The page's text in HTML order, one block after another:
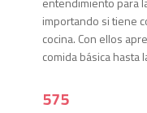
importando si tiene
cocina. Con ellos
comida básica hasta
575